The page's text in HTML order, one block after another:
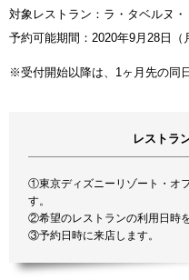
対象レストラン：ラ・タベルヌ
予約可能期間：2020年9月28日（
※受付開始以降は、1ヶ月先の同
レストラ
①東京ディズニーリゾート・オ
す。
②希望のレストランの利用日時
③予約日時に来店します。